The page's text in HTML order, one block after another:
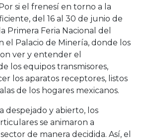
si el frenesí en torno a la
del 16 al 30 de junio de
Primera Feria Nacional del
el Palacio de Minería, donde los
ver y entender el
los equipos transmisores,
los aparatos receptores, listos
de los hogares mexicanos.
despejado y abierto, los
se animaron a
de manera decidida. Así, el